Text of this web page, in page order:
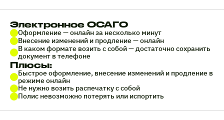
Электронное ОСАГО
Оформление — онлайн за несколько минут
Внесение изменений и продление — онлайн
В каком формате возить с собой — достаточно сохранить
документ в телефоне
Плюсы:
Быстрое оформление, внесение изменений и продление в
режиме онлайн
Не нужно возить распечатку с собой
Полис невозможно потерять или испортить